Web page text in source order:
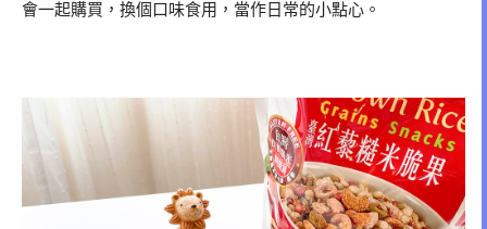
會一起購買，換個口味食用，當作日常的小點心。